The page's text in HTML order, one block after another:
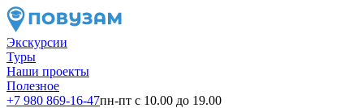
Экскурсии
Туры
Наши проекты
Полезное
+7 980 869-16-47пн-пт с 10.00 до 19.00